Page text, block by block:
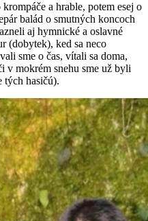
a hrable, potem esej o
balád o smutných koncoch
aj hymnické a oslavné
(dobytek), ked sa neco
sme o čas, vítali sa doma,
v mokrém snehu sme už byli
tých hasičú).